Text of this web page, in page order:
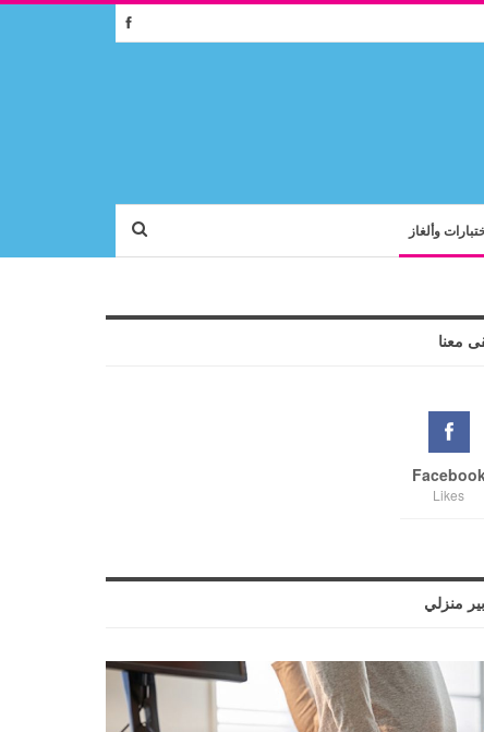
وألغاز
معنا
Facebook
Likes
منزلي